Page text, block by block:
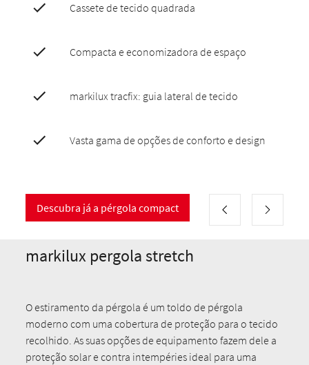
Cassete de tecido quadrada
Compacta e economizadora de espaço
markilux tracfix: guia lateral de tecido
Vasta gama de opções de conforto e design
Descubra já a pérgola compact
markilux pergola stretch
O estiramento da pérgola é um toldo de pérgola
moderno com uma cobertura de proteção para o tecido
recolhido. As suas opções de equipamento fazem dele a
proteção solar e contra intempéries ideal para uma